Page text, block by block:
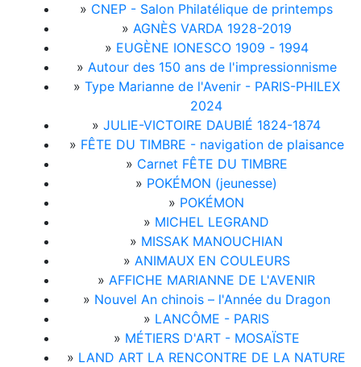
» CNEP - Salon Philatélique de printemps
» AGNÈS VARDA 1928-2019
» EUGÈNE IONESCO 1909 - 1994
» Autour des 150 ans de l'impressionnisme
» Type Marianne de l'Avenir - PARIS-PHILEX
2024
» JULIE-VICTOIRE DAUBIÉ 1824-1874
» FÊTE DU TIMBRE - navigation de plaisance
» Carnet FÊTE DU TIMBRE
» POKÉMON (jeunesse)
» POKÉMON
» MICHEL LEGRAND
» MISSAK MANOUCHIAN
» ANIMAUX EN COULEURS
» AFFICHE MARIANNE DE L'AVENIR
» Nouvel An chinois – l'Année du Dragon
» LANCÔME - PARIS
» MÉTIERS D'ART - MOSAÏSTE
» LAND ART LA RENCONTRE DE LA NATURE